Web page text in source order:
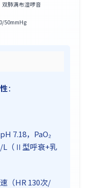
满布湿啰音
：
7.18，PaO₂
L（Ⅱ型呼衰+乳
（HR 130次/